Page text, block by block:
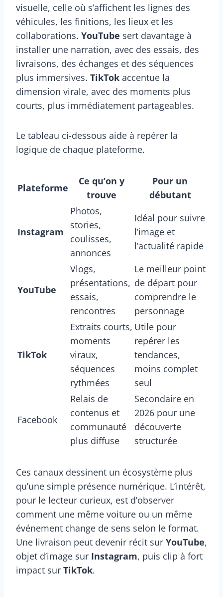
visuelle, celle où s’affichent les lignes des
véhicules, les finitions, les lieux et les
collaborations. YouTube sert davantage à
installer une narration, avec des essais, des
livraisons, des échanges et des séquences
plus immersives. TikTok accentue la
dimension virale, avec des moments plus
courts, plus immédiatement partageables.
Le tableau ci-dessous aide à repérer la
logique de chaque plateforme.
Plateforme
Ce qu’on y
trouve
Pour un
débutant
Instagram
Photos,
stories,
coulisses,
annonces
Idéal pour suivre
l’image et
l’actualité rapide
YouTube
Vlogs,
présentations,
essais,
rencontres
Le meilleur point
de départ pour
comprendre le
personnage
TikTok
Extraits courts,
moments
viraux,
séquences
rythmées
Utile pour
repérer les
tendances,
moins complet
seul
Facebook
Relais de
contenus et
communauté
plus diffuse
Secondaire en
2026 pour une
découverte
structurée
Ces canaux dessinent un écosystème plus
qu’une simple présence numérique. L’intérêt,
pour le lecteur curieux, est d’observer
comment une même voiture ou un même
événement change de sens selon le format.
Une livraison peut devenir récit sur YouTube,
objet d’image sur Instagram, puis clip à fort
impact sur TikTok.